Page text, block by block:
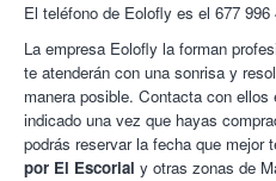
El teléfono de Eolofly es el 677 996
La empresa Eolofly la forman
te atenderán con una sonrisa y
manera posible. Contacta con
indicado una vez que hayas
podrás reservar la fecha que mejor
por El Escorial y otras zonas de